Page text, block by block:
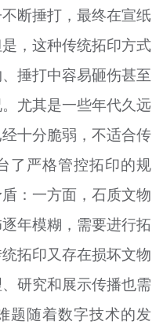
断捶打，最终在宣纸
，这种传统拓印方式
捶打中容易砸伤甚至
尤其是一些年代久远
十分脆弱，不适合传
了严格管控拓印的规
：一方面，石质文物
年模糊，需要进行拓
拓印又存在损坏文物
研究和展示传播也需
题随着数字技术的发